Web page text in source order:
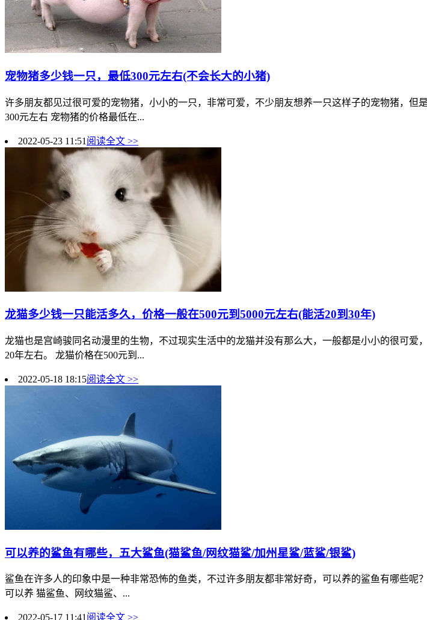
宠物猪多少钱一只，最低300元左右(不会长大的小猪)
许多朋友都见过很可爱的宠物猪，小小的一只，非常可爱，不少朋友想养一只这样子的宠物猪，
300元左右 宠物猪的价格最低在...
2022-05-23 11:51 阅读全文 >>
龙猫多少钱一只能活多久，价格一般在500元到5000元左右(能活20到30年)
龙猫也是宫崎骏同名动漫里的生物，不过现实生活中的龙猫并没有那么大，一般都是小小的很可
20年左右。 龙猫价格在500元到...
2022-05-18 18:15阅读全文 >>
可以养的鲨鱼有哪些，五大鲨鱼(猫鲨鱼/网纹猫鲨/加州星鲨/蓝鲨/银鲨)
鲨鱼在许多人的印象中是一种非常恐怖的鱼类，不过许多朋友都非常好奇，可以养的鲨鱼有哪些
可以养 猫鲨鱼、网纹猫鲨、...
2022-05-17 11:41 阅读全文 >>